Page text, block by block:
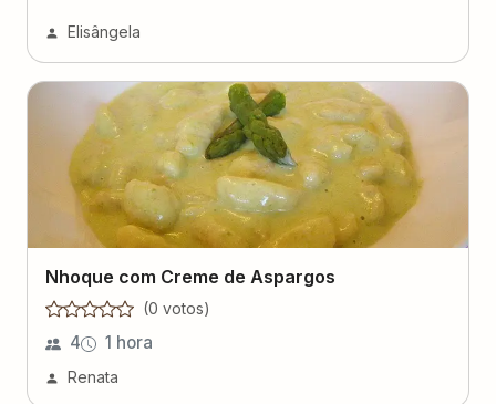
Elisângela
Nhoque com Creme de Aspargos
(0 votos)
4 1 hora
Renata